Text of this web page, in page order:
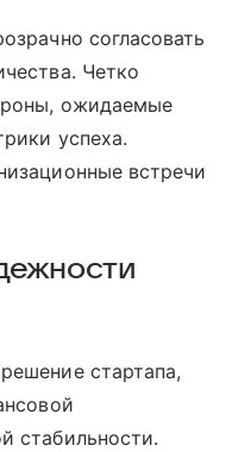
согласовать
Четко
ожидаемые
успеха.
встречи
стартапа,
стабильности.